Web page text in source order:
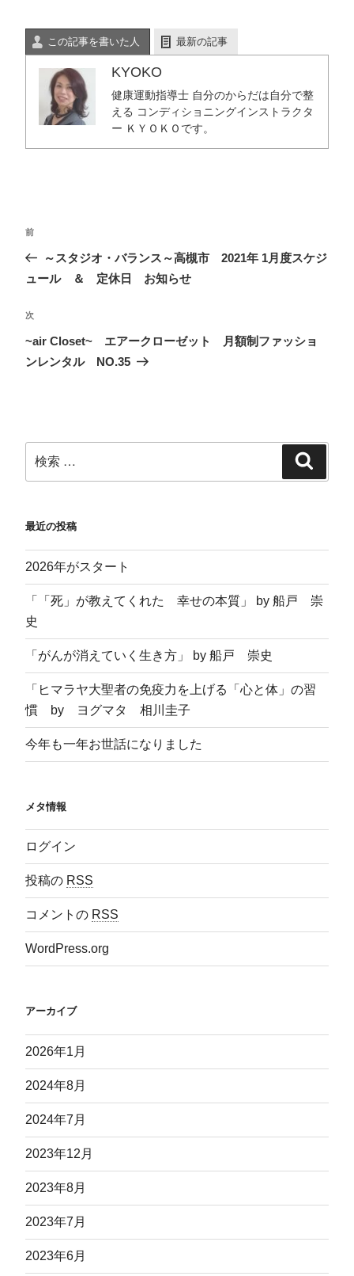
この記事を書いた人 最新の記事
KYOKO
健康運動指導士 自分のからだは自分で整
える コンディショニングインストラクタ
ー ＫＹＯＫＯです。
前
～スタジオ・バランス～高槻市 2021年 1月度スケジ
ュール ＆ 定休日 お知らせ
次
~air Closet~ エアークローゼット 月額制ファッショ
ンレンタル NO.35
最近の投稿
2026年がスタート
「「死」が教えてくれた 幸せの本質」 by 船戸 崇
史
「がんが消えていく生き方」 by 船戸 崇史
「ヒマラヤ大聖者の免疫力を上げる「心と体」の習
慣 by ヨグマタ 相川圭子
今年も一年お世話になりました
メタ情報
ログイン
投稿の RSS
コメントの RSS
WordPress.org
アーカイブ
2026年1月
2024年8月
2024年7月
2023年12月
2023年8月
2023年7月
2023年6月